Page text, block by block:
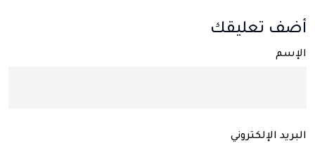
أضف تعليقك
الإسم
البريد الإلكتروني